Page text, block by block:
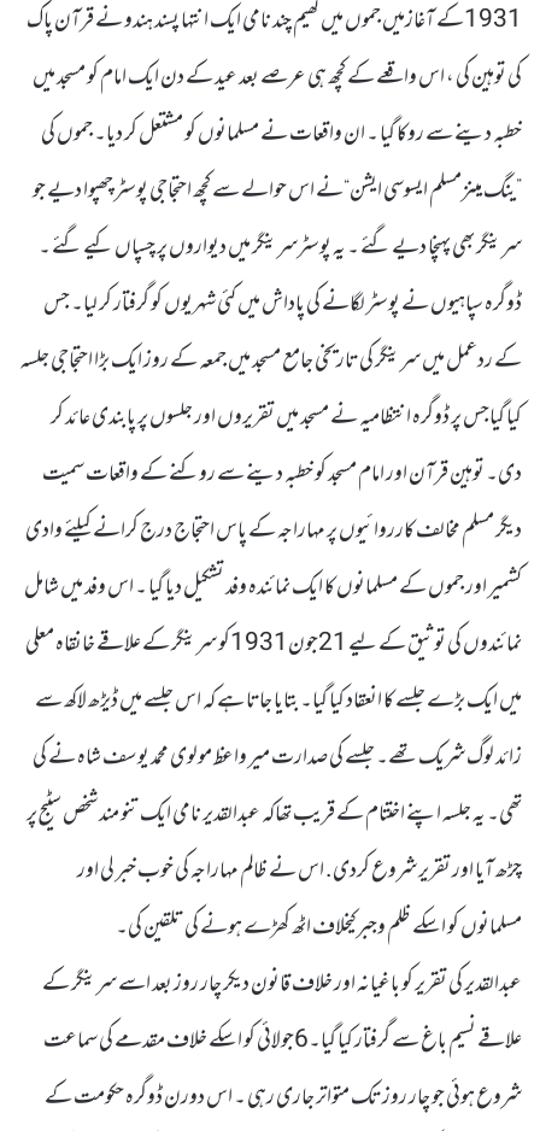
1931کے آغازمیں جموں میں کھیم چند نامی ایک انتہا پسند ہندو نے قرآن پاک
کی توہین کی ، اس واقعے کے کچھ ہی عرصے بعد عید کے دن ایک امام کو مسجد میں
خطبہ دینے سے روکا گیا ۔ ان واقعات نے مسلمانوں کو مشتعل کر دیا۔ جموں کی
”ینگ مینزمسلم ایسوسی ایشن“نے اس حوالے سے کچھ احتجاجی پوسٹر چھپوا دیے جو
سرینگر بھی پہنچا دیے گئے ۔ یہ پوسٹرسرینگر میں دیواروں پر چسپاں کیے گئے ۔
ڈوگرہ سپاہیوں نے پوسٹر لگانے کی پاداش میں کئی شہریوں کو گرفتار کر لیا۔ جس
کے ردعمل میں سرینگر کی تاریخی جامع مسجد میں جمعہ کے روز ایک بڑا احتجاجی جلسہ
کیا گیاجس پر ڈوگرہ انتظامیہ نے مسجد میں تقریروں اور جلسوں پر پابندی عائد کر
دی۔ توہین قرآن اور امام مسجد کو خطبہ دینے سے روکنے کے واقعات سمیت
دیگر مسلم مخالف کارروائیوں پر مہاراجہ کے پاس احتجاج درج کرانے کیلئے وادی
کشمیر اور جموں کے مسلمانوں کا ایک نمائندہ وفد تشکیل دیا گیا ۔ اس وفد میں شامل
نمائندوں کی توثیق کے لیے 21جون1931کو سرینگر کے علاقے خانقاہ معلی
میں ایک بڑے جلسے کا انعقاد کیا گیا۔ بتایا جاتا ہے کہ اس جلسے میں ڈیڑھ لاکھ سے
زائد لوگ شریک تھے۔ جلسے کی صدارت میر واعظ مولوی محمد یوسف شاہ نے کی
تھی۔ یہ جلسہ اپنے اختتام کے قریب تھاکہ عبدالقدیر نامی ایک تنو مند شخص سٹیج پر
چڑھ آیا اور تقریر شروع کردی. اس نے ظالم مہاراجہ کی خوب خبر لی اور
مسلمانوں کو اسکے ظلم وجبر کیخلاف اٹھ کھڑے ہونے کی تلقین کی۔
عبدالقدیر کی تقریر کو باغیانہ اور خلاف قانون دیکر چار روز بعد اسے سرینگر کے
علاقے نسیم باغ سے گرفتار کیا گیا۔6جولائی کو اسکے خلاف مقدمے کی سماعت
شروع ہوئی جو چار روز تک متواتر جاری رہی ۔ اس دورن ڈوگرہ حکومت کے